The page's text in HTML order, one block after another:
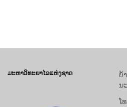
ມະຫາວິທະຍາໄລແຫ່ງຊາດ
ບ້
ນ
ໂ